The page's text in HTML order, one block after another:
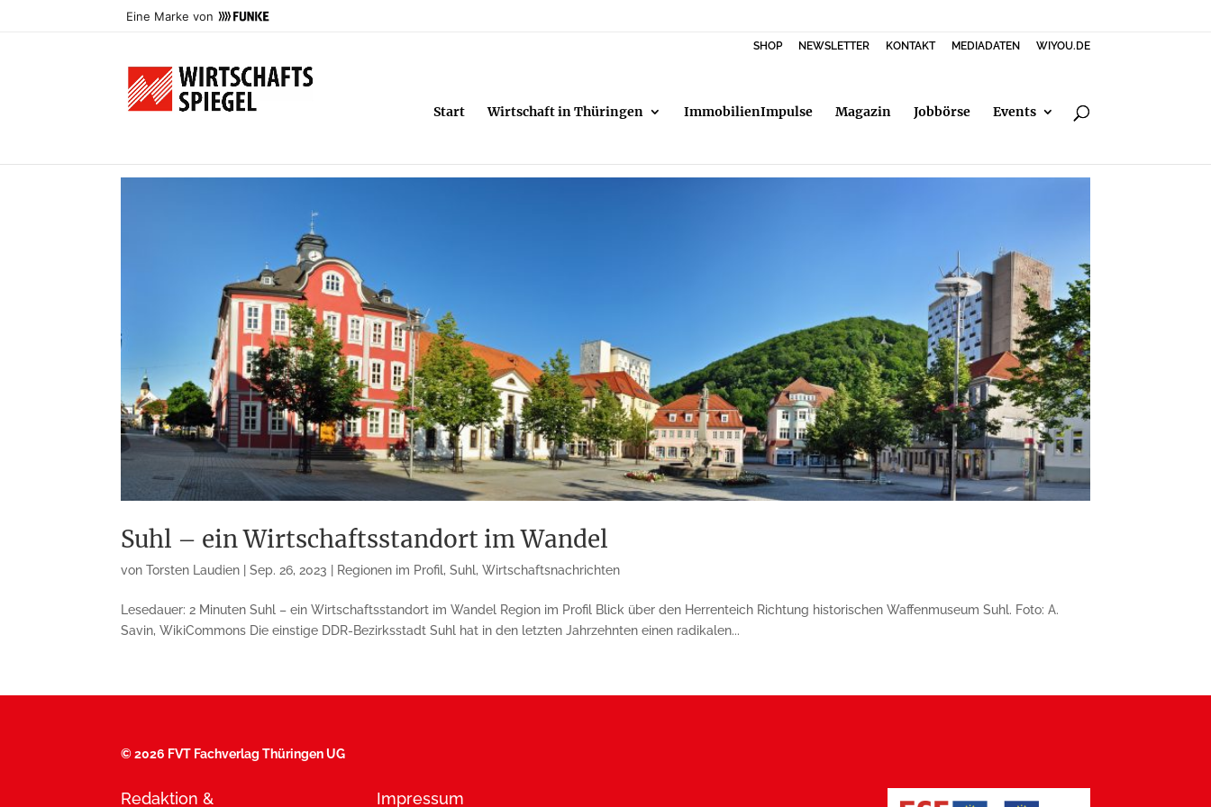
Eine Marke von
SHOP NEWSLETTER KONTAKT MEDIADATEN WIYOU.DE
Start Wirtschaft in Thüringen ImmobilienImpulse Magazin Jobbörse Events
Suhl – ein Wirtschaftsstandort im Wandel
vonTorsten Laudien |Sep. 26, 2023 Regionen im Profil,Suhl,Wirtschaftsnachrichten
Lesedauer: 2 Minuten Suhl – ein Wirtschaftsstandort im Wandel Region im Profil Blick über den Herrenteich Richtung historischen Waffenmuseum Suhl. Foto: A.
Savin, WikiCommons Die einstige DDR-Bezirksstadt Suhl hat in den letzten Jahrzehnten einen radikalen...
©2026 FVT Fachverlag Thüringen UG
Redaktion & Impressum